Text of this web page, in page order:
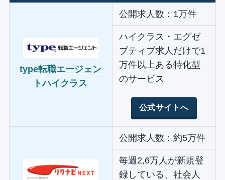
type転職エージェン
トハイクラス
公開求人数：1万件
ハイクラス・エグゼ
ブティブ求人だけで1
万件以上ある特化型
のサービス
公式サイトへ
公開求人数：約5万件
毎週2,6万人が新規登
録している、社会人